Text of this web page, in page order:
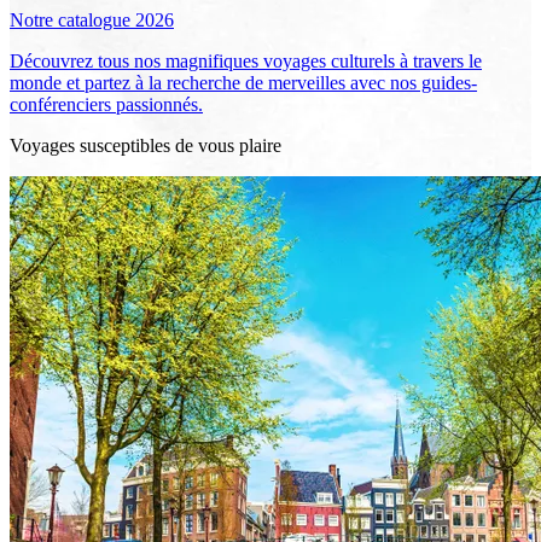
Notre catalogue 2026
Découvrez tous nos magnifiques voyages culturels à travers le
monde et partez à la recherche de merveilles avec nos guides-
conférenciers passionnés.
Voyages susceptibles de vous plaire